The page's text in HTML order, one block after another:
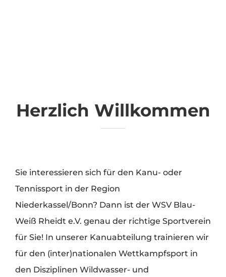
Herzlich Willkommen
Sie interessieren sich für den Kanu- oder
Tennissport in der Region
Niederkassel/Bonn? Dann ist der WSV Blau-
Weiß Rheidt e.V. genau der richtige Sportverein
für Sie! In unserer Kanuabteilung trainieren wir
für den (inter)nationalen Wettkampfsport in
den Disziplinen Wildwasser- und